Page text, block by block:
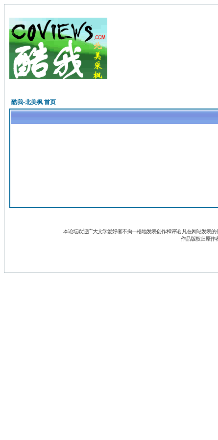
酷我-北美枫 首页
本论坛欢迎广大文学爱好者不拘一格地发表创作和评论.凡在网站发表
作品版权归原作